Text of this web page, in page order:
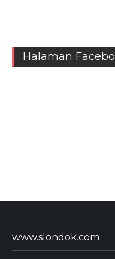
Halaman
www.slondok.com